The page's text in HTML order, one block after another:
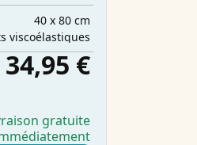
40 x 80 cm
viscoélastiques
34,95 €
gratuite